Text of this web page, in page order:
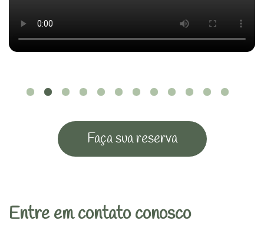
Faça sua reserva
Entre em contato conosco